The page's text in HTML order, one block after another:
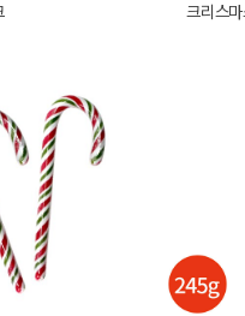
크리스